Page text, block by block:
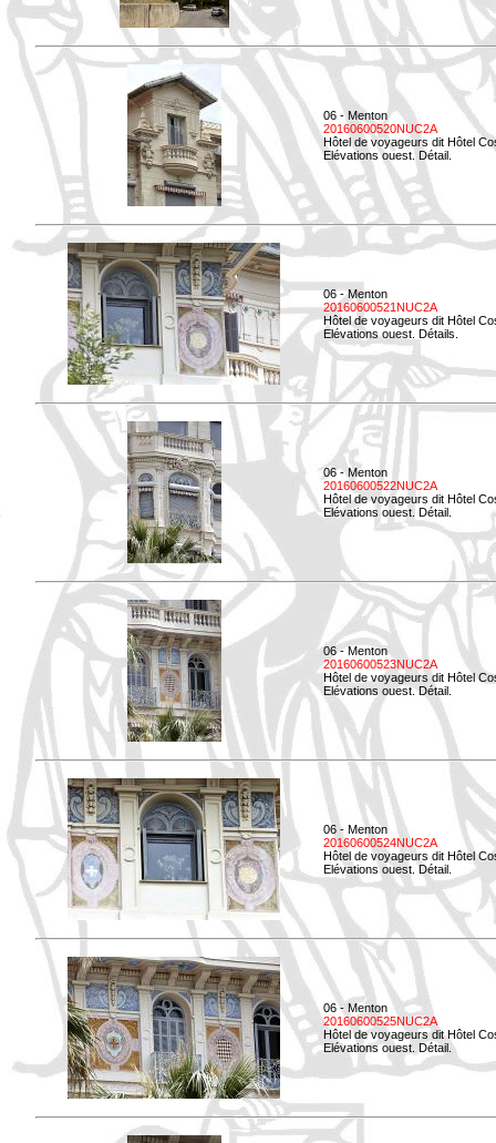
06 - Menton
20160600520NUC2A
Hôtel de voyageurs dit Hôtel
Elévations ouest. Détail.
06 - Menton
20160600521NUC2A
Hôtel de voyageurs dit Hôtel
Elévations ouest. Détails.
06 - Menton
20160600522NUC2A
Hôtel de voyageurs dit Hôtel
Elévations ouest. Détail.
06 - Menton
20160600523NUC2A
Hôtel de voyageurs dit Hôtel
Elévations ouest. Détail.
06 - Menton
20160600524NUC2A
Hôtel de voyageurs dit Hôtel
Elévations ouest. Détail.
06 - Menton
20160600525NUC2A
Hôtel de voyageurs dit Hôtel
Elévations ouest. Détail.